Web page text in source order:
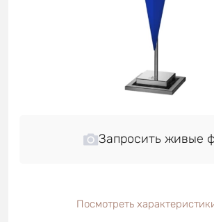
Запросить живые
Посмотреть